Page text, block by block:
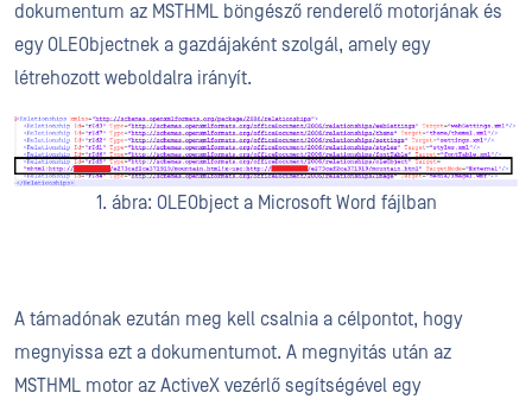
dokumentum az MSTHML böngésző renderelő motorjának és
egy OLEObjectnek a gazdájaként szolgál, amely egy
létrehozott weboldalra irányít.
1. ábra: OLEObject a Microsoft Word fájlban
A támadónak ezután meg kell csalnia a célpontot, hogy
megnyissa ezt a dokumentumot. A megnyitás után az
MSTHML motor az ActiveX vezérlő segítségével egy